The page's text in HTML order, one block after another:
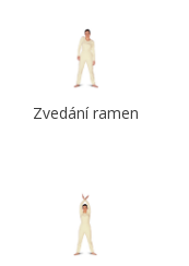
Zvedání ramen